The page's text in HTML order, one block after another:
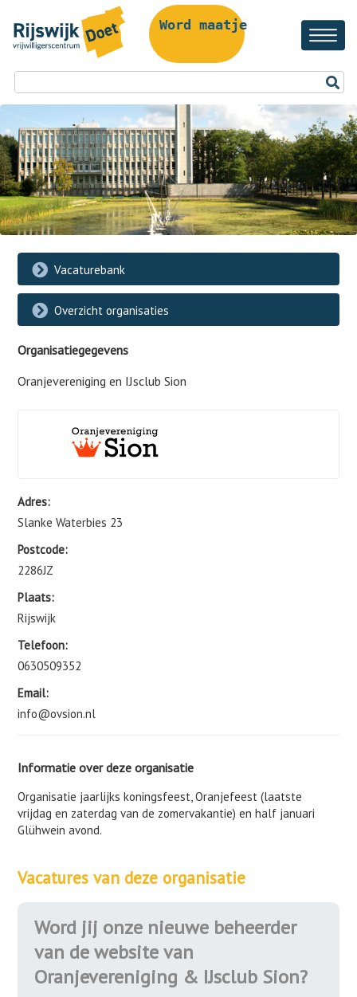
Word maatje!
Vacaturebank
Overzicht organisaties
Organisatiegegevens
Oranjevereniging en IJsclub Sion
Adres:
Slanke Waterbies 23
Postcode:
2286JZ
Plaats:
Rijswijk
Telefoon:
0630509352
Email:
info@ovsion.nl
Informatie over deze organisatie
Organisatie jaarlijks koningsfeest, Oranjefeest (laatste
vrijdag en zaterdag van de zomervakantie) en half januari
Glühwein avond.
Vacatures van deze organisatie
Word jij onze nieuwe beheerder
van de website van
Oranjevereniging & IJsclub Sion?